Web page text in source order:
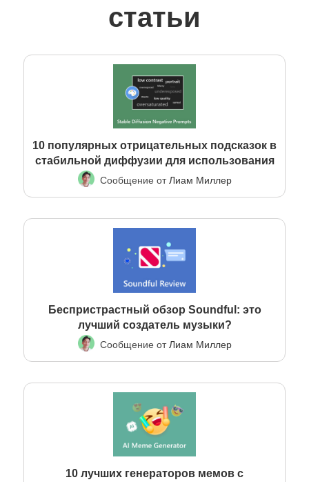
статьи
10 популярных отрицательных подсказок в
стабильной диффузии для использования
Сообщение отЛиам Миллер
Беспристрастный обзор Soundful: это
лучший создатель музыки?
Сообщение от Лиам Миллер
10 лучших генераторов мемов с